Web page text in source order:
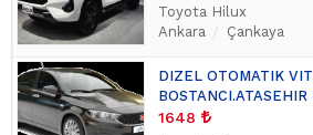
Mercedes - Benz (2)
SsangYong (2)
Jaguar (1)
Volvo (1)
Toyota Hilux
Ankara
Çankaya
DIZEL OTOMATIK
1648